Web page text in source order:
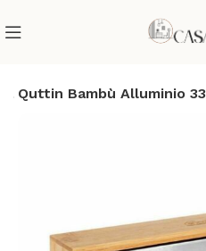
Quttin Bambù Alluminio